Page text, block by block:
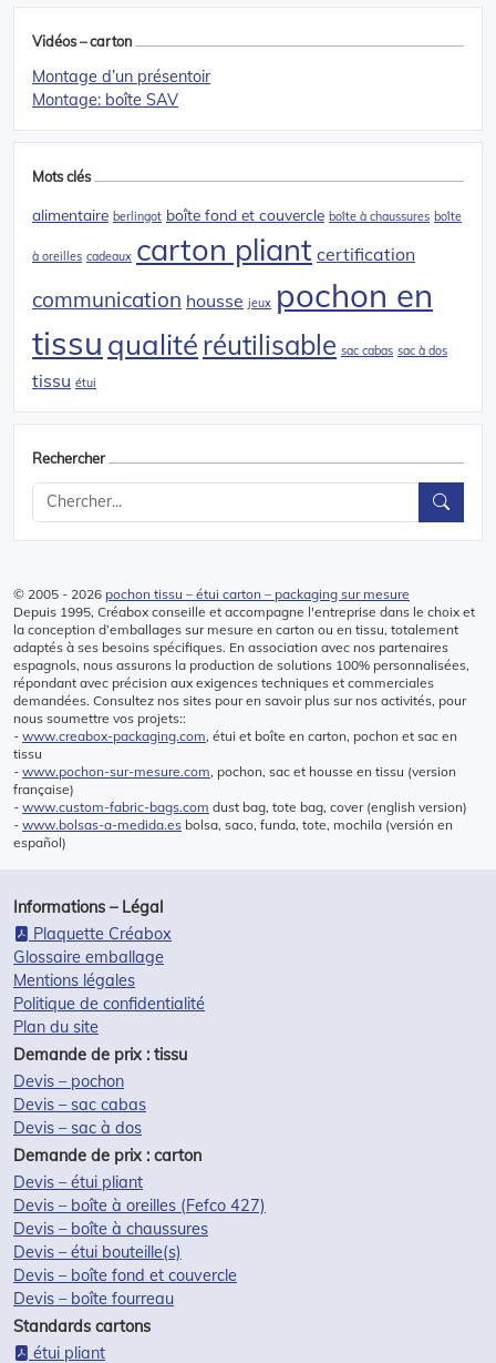
Vidéos – carton
Montage d’un présentoir
Montage: boîte SAV
Mots clés
alimentaire berlingot boîte fond et couvercle boîte à chaussures boîte
à oreilles cadeaux carton pliant certification
communication housse jeux pochon en
tissu qualité réutilisable sac cabas sac à dos
tissu étui
Rechercher
© 2005 - 2026 pochon tissu – étui carton – packaging sur mesure
Depuis 1995, Créabox conseille et accompagne l'entreprise dans le choix et
la conception d’emballages sur mesure en carton ou en tissu, totalement
adaptés à ses besoins spécifiques. En association avec nos partenaires
espagnols, nous assurons la production de solutions 100% personnalisées,
répondant avec précision aux exigences techniques et commerciales
demandées. Consultez nos sites pour en savoir plus sur nos activités, pour
nous soumettre vos projets::
- www.creabox-packaging.com, étui et boîte en carton, pochon et sac en
tissu
- www.pochon-sur-mesure.com, pochon, sac et housse en tissu (version
française)
- www.custom-fabric-bags.com dust bag, tote bag, cover (english version)
- www.bolsas-a-medida.es bolsa, saco, funda, tote, mochila (versión en
español)
Informations – Légal
Plaquette Créabox
Glossaire emballage
Mentions légales
Politique de confidentialité
Plan du site
Demande de prix : tissu
Devis – pochon
Devis – sac cabas
Devis – sac à dos
Demande de prix : carton
Devis – étui pliant
Devis – boîte à oreilles (Fefco 427)
Devis – boîte à chaussures
Devis – étui bouteille(s)
Devis – boîte fond et couvercle
Devis – boîte fourreau
Standards cartons
étui pliant